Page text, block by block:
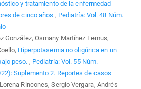
y tratamiento de la enfermedad
de cinco años , Pediatría: Vol. 48 Núm.
González, Osmany Martínez Lemus,
Hiperpotasemia no oligúrica en un
peso. , Pediatría: Vol. 55 Núm.
Suplemento 2. Reportes de casos
Rincones, Sergio Vergara, Andrés